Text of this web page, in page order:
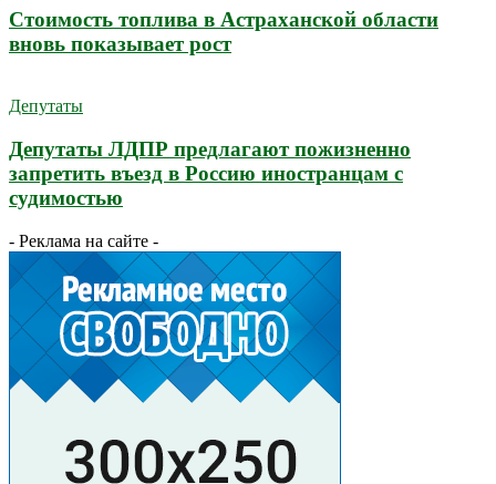
Стоимость топлива в Астраханской области
вновь показывает рост
Депутаты
Депутаты ЛДПР предлагают пожизненно
запретить въезд в Россию иностранцам с
судимостью
- Реклама на сайте -